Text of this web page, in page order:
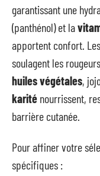
garantissant une
(panthénol) et la
apportent confort. Les
soulagent les
huiles végétales,
karité nourrissent,
barrière cutanée.
Pour affiner votre
spécifiques :